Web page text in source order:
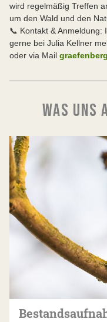
wird regelmäßig Treffen
um den Wald und den
📞 Kontakt & Anmeldung:
gerne bei Julia Kellner
oder via Mail
WAS UNS